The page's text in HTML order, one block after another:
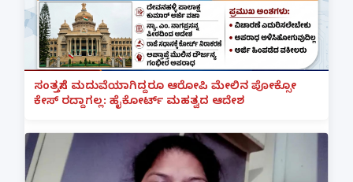
ಸಂತ್ರಸ್ತೆಗೆ ಮದುವೆಯಾಗಿದ್ದರೂ ಆರೋಪಿ ಮೇಲಿನ ಪೋಕ್ಸೋ
ಕೇಸ್ ರದ್ದಾಗಲ್ಲ: ಹೈಕೋರ್ಟ್ ಮಹತ್ವದ ಆದೇಶ